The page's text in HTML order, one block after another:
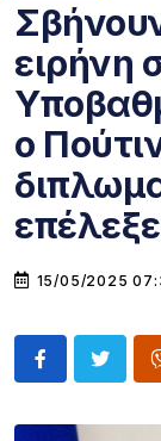
ειρήνη
ο
επέλεξε
15/05/2025